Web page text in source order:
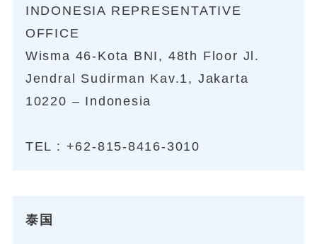
INDONESIA REPRESENTATIVE
OFFICE
Wisma 46-Kota BNI, 48th Floor Jl.
Jendral Sudirman Kav.1, Jakarta
10220 – Indonesia
TEL : +62-815-8416-3010
泰国